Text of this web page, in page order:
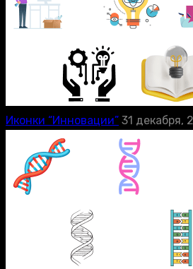
Иконки “Инновации” 31 декабря,